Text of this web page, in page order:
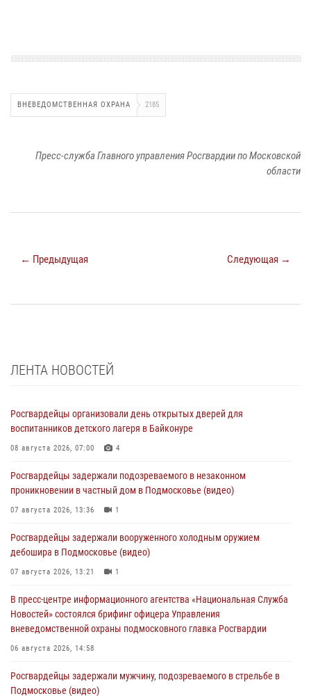
ВНЕВЕДОМСТВЕННАЯ ОХРАНА 2185
Пресс-служба Главного управления Росгвардии по Московской
области
← Предыдущая Следующая →
ЛЕНТА НОВОСТЕЙ
Росгвардейцы организовали день открытых дверей для
воспитанников детского лагеря в Байконуре
08 августа 2026, 07:00 4
Росгвардейцы задержали подозреваемого в незаконном
проникновении в частный дом в Подмосковье (видео)
07 августа 2026, 13:36 1
Росгвардейцы задержали вооруженного холодным оружием
дебошира в Подмосковье (видео)
07 августа 2026, 13:21 1
В пресс-центре информационного агентства «Национальная Служба
Новостей» состоялся брифинг офицера Управления
вневедомственной охраны подмосковного главка Росгвардии
06 августа 2026, 14:58
Росгвардейцы задержали мужчину, подозреваемого в стрельбе в
Подмосковье (видео)